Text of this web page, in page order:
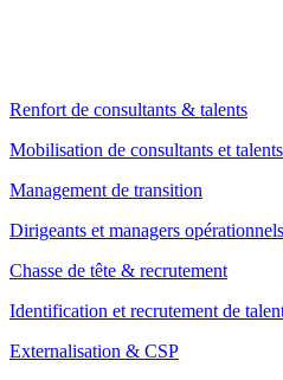
Renfort de consultants & talents
Mobilisation de consultants et
Management de transition
Dirigeants et managers
Chasse de tête & recrutement
Identification et recrutement de
Externalisation & CSP